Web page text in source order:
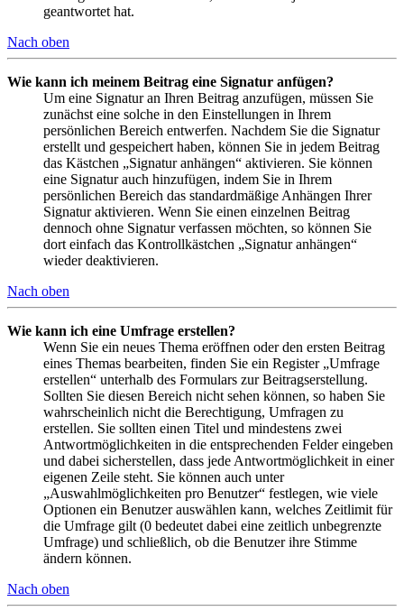
geantwortet hat.
Nach oben
Wie kann ich meinem Beitrag eine Signatur anfügen?
Um eine Signatur an Ihren Beitrag anzufügen, müssen Sie
zunächst eine solche in den Einstellungen in Ihrem
persönlichen Bereich entwerfen. Nachdem Sie die Signatur
erstellt und gespeichert haben, können Sie in jedem Beitrag
das Kästchen „Signatur anhängen“ aktivieren. Sie können
eine Signatur auch hinzufügen, indem Sie in Ihrem
persönlichen Bereich das standardmäßige Anhängen Ihrer
Signatur aktivieren. Wenn Sie einen einzelnen Beitrag
dennoch ohne Signatur verfassen möchten, so können Sie
dort einfach das Kontrollkästchen „Signatur anhängen“
wieder deaktivieren.
Nach oben
Wie kann ich eine Umfrage erstellen?
Wenn Sie ein neues Thema eröffnen oder den ersten Beitrag
eines Themas bearbeiten, finden Sie ein Register „Umfrage
erstellen“ unterhalb des Formulars zur Beitragserstellung.
Sollten Sie diesen Bereich nicht sehen können, so haben Sie
wahrscheinlich nicht die Berechtigung, Umfragen zu
erstellen. Sie sollten einen Titel und mindestens zwei
Antwortmöglichkeiten in die entsprechenden Felder eingeben
und dabei sicherstellen, dass jede Antwortmöglichkeit in einer
eigenen Zeile steht. Sie können auch unter
„Auswahlmöglichkeiten pro Benutzer“ festlegen, wie viele
Optionen ein Benutzer auswählen kann, welches Zeitlimit für
die Umfrage gilt (0 bedeutet dabei eine zeitlich unbegrenzte
Umfrage) und schließlich, ob die Benutzer ihre Stimme
ändern können.
Nach oben